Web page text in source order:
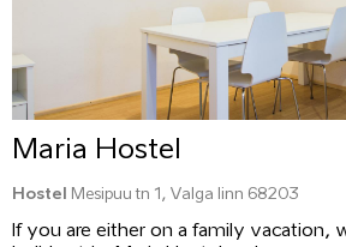
Maria Hostel
Hostel Mesipuu tn 1, Valga linn 68203
If you are either on a family vacation,